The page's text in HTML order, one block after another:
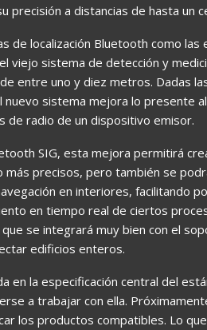
precisión a distancias de hasta un
de localización Bluetooth como las
viejo sistema de detección y
entre uno y diez metros. Dadas
nuevo sistema mejora lo presente
de radio de un dispositivo emisor.
SIG, esta mejora permitirá
más precisos, pero también se
en interiores, facilitando
en tiempo real de ciertos
se integrará muy bien con el
edificios enteros.
en la especificación central del
a trabajar con ella.
los productos compatibles. Lo